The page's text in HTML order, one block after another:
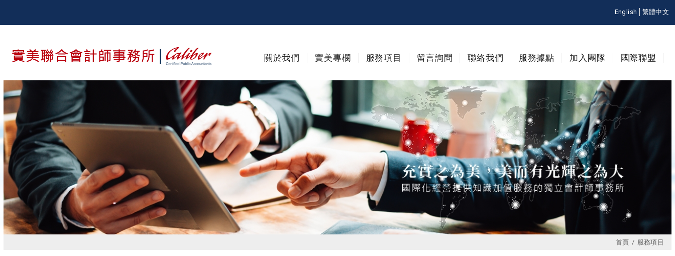
English 繁體中文
關於我們 實美專欄 服務項目 留言詢問 聯絡我們 服務據點 加入團隊 國際聯盟
首頁 服務項目